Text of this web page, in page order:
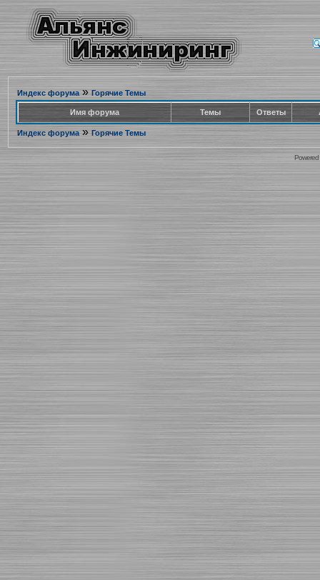
Индекс форума» Горячие Темы
Имя форума Темы Ответы
Индекс форума» Горячие Темы